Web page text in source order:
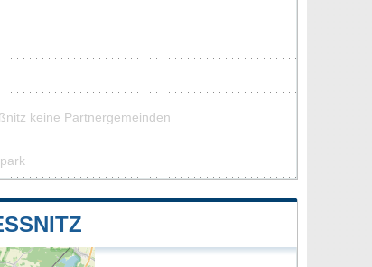
keine Partnergemeinden